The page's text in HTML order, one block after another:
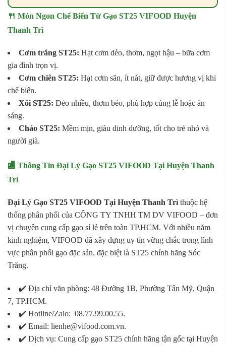
🍴 Món Ngon Chế Biến Từ Gạo ST25 VIFOOD Huyện
Thanh Trì
Cơm trắng ST25: Hạt cơm dẻo, thơm, ngọt hậu – bữa cơm
gia đình trọn vị.
Cơm chiên ST25: Hạt cơm săn, ít nát, giữ được hương vị khi
chế biến.
Xôi ST25: Dẻo nhiều, thơm béo, phù hợp cúng lễ hoặc ăn
sáng.
Cháo ST25: Mềm mịn, giàu dinh dưỡng, tốt cho trẻ nhỏ và
người già.
🏬 Thông Tin Đại Lý Gạo ST25 VIFOOD Tại Huyện Thanh
Trì
Đại Lý Gạo ST25 VIFOOD Tại Huyện Thanh Trì thuộc hệ
thống phân phối của CÔNG TY TNHH TM DV VIFOOD – đơn
vị chuyên cung cấp gạo sỉ lẻ trên toàn TP.HCM. Với nhiều năm
kinh nghiệm, VIFOOD đã xây dựng uy tín vững chắc trong lĩnh
vực phân phối gạo đặc sản, đặc biệt là ST25 chính hãng Sóc
Trăng.
✔️ Địa chỉ văn phòng: 48 Đường 1B, Phường Tân Mỹ, Quận
7, TP.HCM.
✔️ Hotline/Zalo: 08.77.99.00.55.
✔️ Email: lienhe@vifood.com.vn.
✔️ Dịch vụ: Cung cấp gạo ST25 chính hãng tận gốc tại Huyện